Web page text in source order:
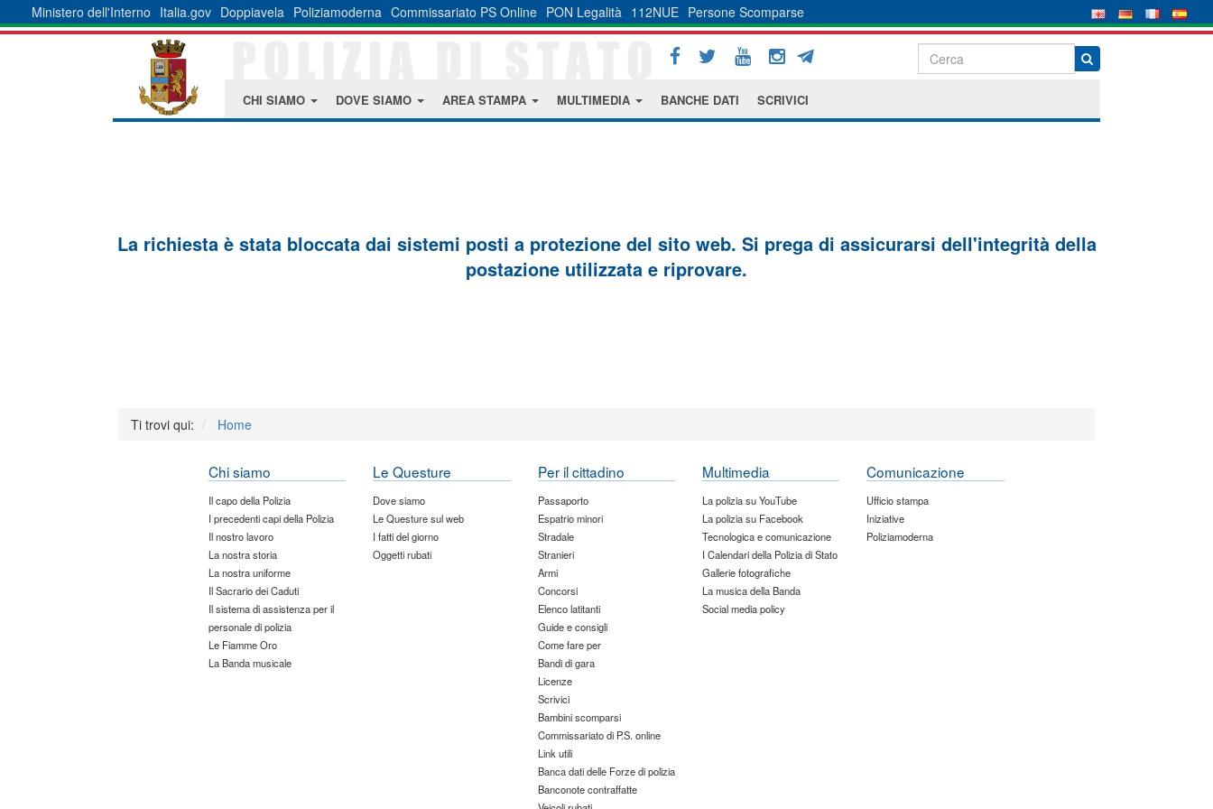
Ministero dell'Interno Italia.gov Doppiavela Poliziamoderna Commissariato PS Online PON Legalità 112NUE Persone Scomparse
CHI SIAMO DOVE SIAMO AREA STAMPA MULTIMEDIA BANCHE DATI SCRIVICI
La richiesta è stata bloccata dai sistemi posti a protezione del sito web. Si prega di assicurarsi dell'integrità della
postazione utilizzata e riprovare.
Ti trovi qui: Home
Chi siamo
Il capo della Polizia
I precedenti capi della Polizia
Il nostro lavoro
La nostra storia
La nostra uniforme
Il Sacrario dei Caduti
Il sistema di assistenza per il
personale di polizia
Le Fiamme Oro
La Banda musicale
Le Questure
Dove siamo
Le Questure sul web
I fatti del giorno
Oggetti rubati
Per il cittadino
Passaporto
Espatrio minori
Stradale
Stranieri
Armi
Concorsi
Elenco latitanti
Guide e consigli
Come fare per
Bandi di gara
Licenze
Scrivici
Bambini scomparsi
Commissariato di P.S. online
Link utili
Banca dati delle Forze di polizia
Banconote contraffatte
Multimedia
La polizia su YouTube
La polizia su Facebook
Tecnologica e comunicazione
I Calendari della Polizia di Stato
Gallerie fotografiche
La musica della Banda
Social media policy
Comunicazione
Ufficio stampa
Iniziative
Poliziamoderna